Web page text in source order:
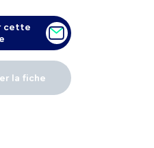
cette
la fiche